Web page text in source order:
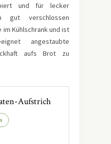
und für lecker
gut verschlossen
Kühlschrank und ist
angestaubte
aufs Brot zu
Aufstrich